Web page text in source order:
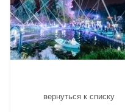
вернуться к списку